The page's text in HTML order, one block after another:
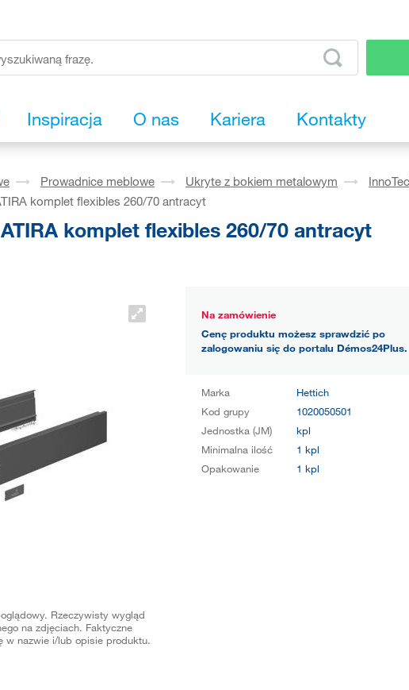
Inspiracja O nas Kariera Kontakty
Prowadnice meblowe Ukryte z bokiem metalowym
komplet flexibles 260/70 antracyt
komplet flexibles 260/70 antracyt
Rzeczywisty wygląd
na zdjęciach. Faktyczne
w nazwie i/lub opisie produktu.
Na zamówienie
Cenę produktu możesz sprawdzić po
zalogowaniu się do portalu Démos24Plus.
Marka
Hettich
Kod grupy
1020050501
Jednostka (JM)
kpl
Minimalna ilość
1 kpl
Opakowanie
1 kpl